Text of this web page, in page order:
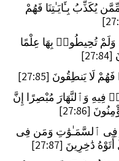
يُكَذِّبُ بِـَٔايَـٰتِنَا فَهُمْ
وَلَمْ تُحِيطُوا۟ بِهَا عِلْمًا
يَنطِقُونَ [27:85]
فِيهِ وَٱلنَّهَارَ مُبْصِرًا إِنَّ
[27:86]
فِى ٱلسَّمَـٰوَٰتِ وَمَن فِى
دَٰخِرِينَ [27:87]